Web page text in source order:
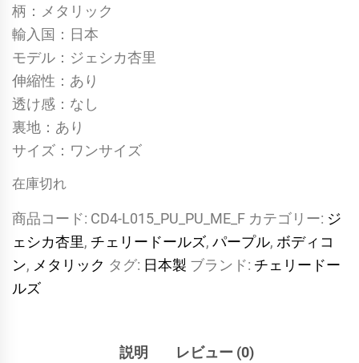
柄：メタリック
輸入国：日本
モデル：ジェシカ杏里
伸縮性：あり
透け感：なし
裏地：あり
サイズ：ワンサイズ
在庫切れ
商品コード: CD4-L015_PU_PU_ME_F カテゴリー: ジ
ェシカ杏里, チェリードールズ, パープル, ボディコ
ン, メタリック タグ: 日本製 ブランド: チェリードー
ルズ
説明 レビュー (0)